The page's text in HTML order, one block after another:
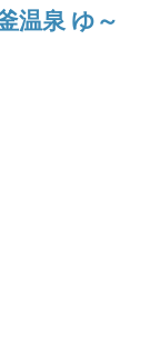
温泉 ゆ～